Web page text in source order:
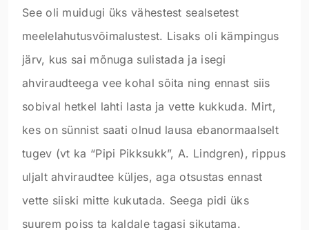
See oli muidugi üks vähestest sealsetest
meelelahutusvõimalustest. Lisaks oli kämpingus
järv, kus sai mõnuga sulistada ja isegi
ahviraudteega vee kohal sõita ning ennast siis
sobival hetkel lahti lasta ja vette kukkuda. Mirt,
kes on sünnist saati olnud lausa ebanormaalselt
tugev (vt ka “Pipi Pikksukk”, A. Lindgren), rippus
uljalt ahviraudtee küljes, aga otsustas ennast
vette siiski mitte kukutada. Seega pidi üks
suurem poiss ta kaldale tagasi sikutama.